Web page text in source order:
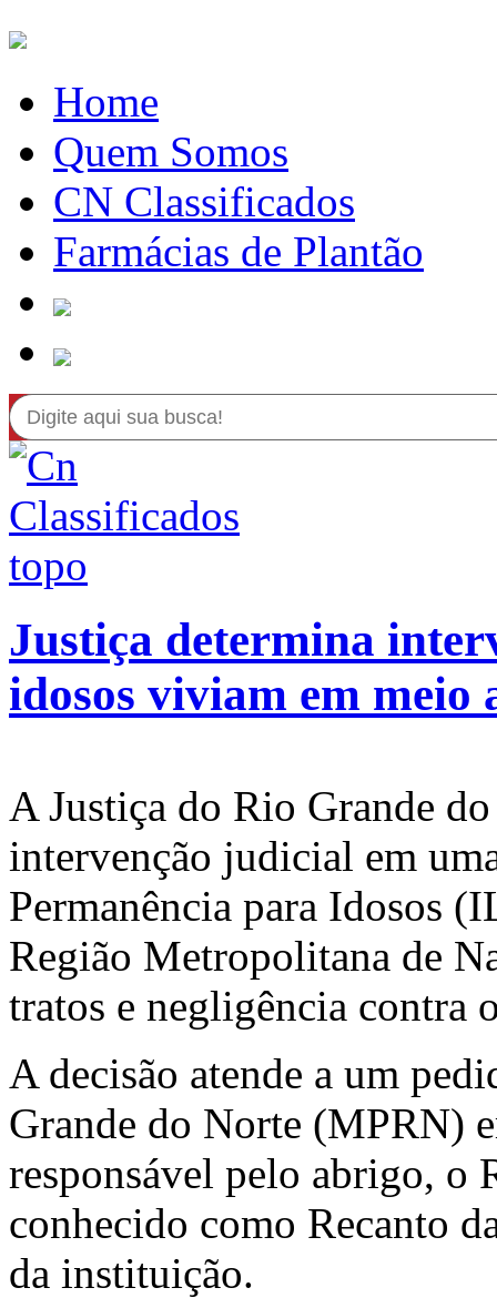
Home
Quem Somos
CN Classificados
Farmácias de Plantão
Justiça determina
idosos viviam em meio
A Justiça do Rio Grande
intervenção judicial em
Permanência para Idosos
Região Metropolitana de
tratos e negligência contra
A decisão atende a um
Grande do Norte (MPRN)
responsável pelo abrigo, o
conhecido como Recanto
da instituição.